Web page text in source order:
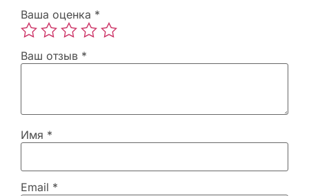
Ваша оценка *
Ваш отзыв *
Имя *
Email *